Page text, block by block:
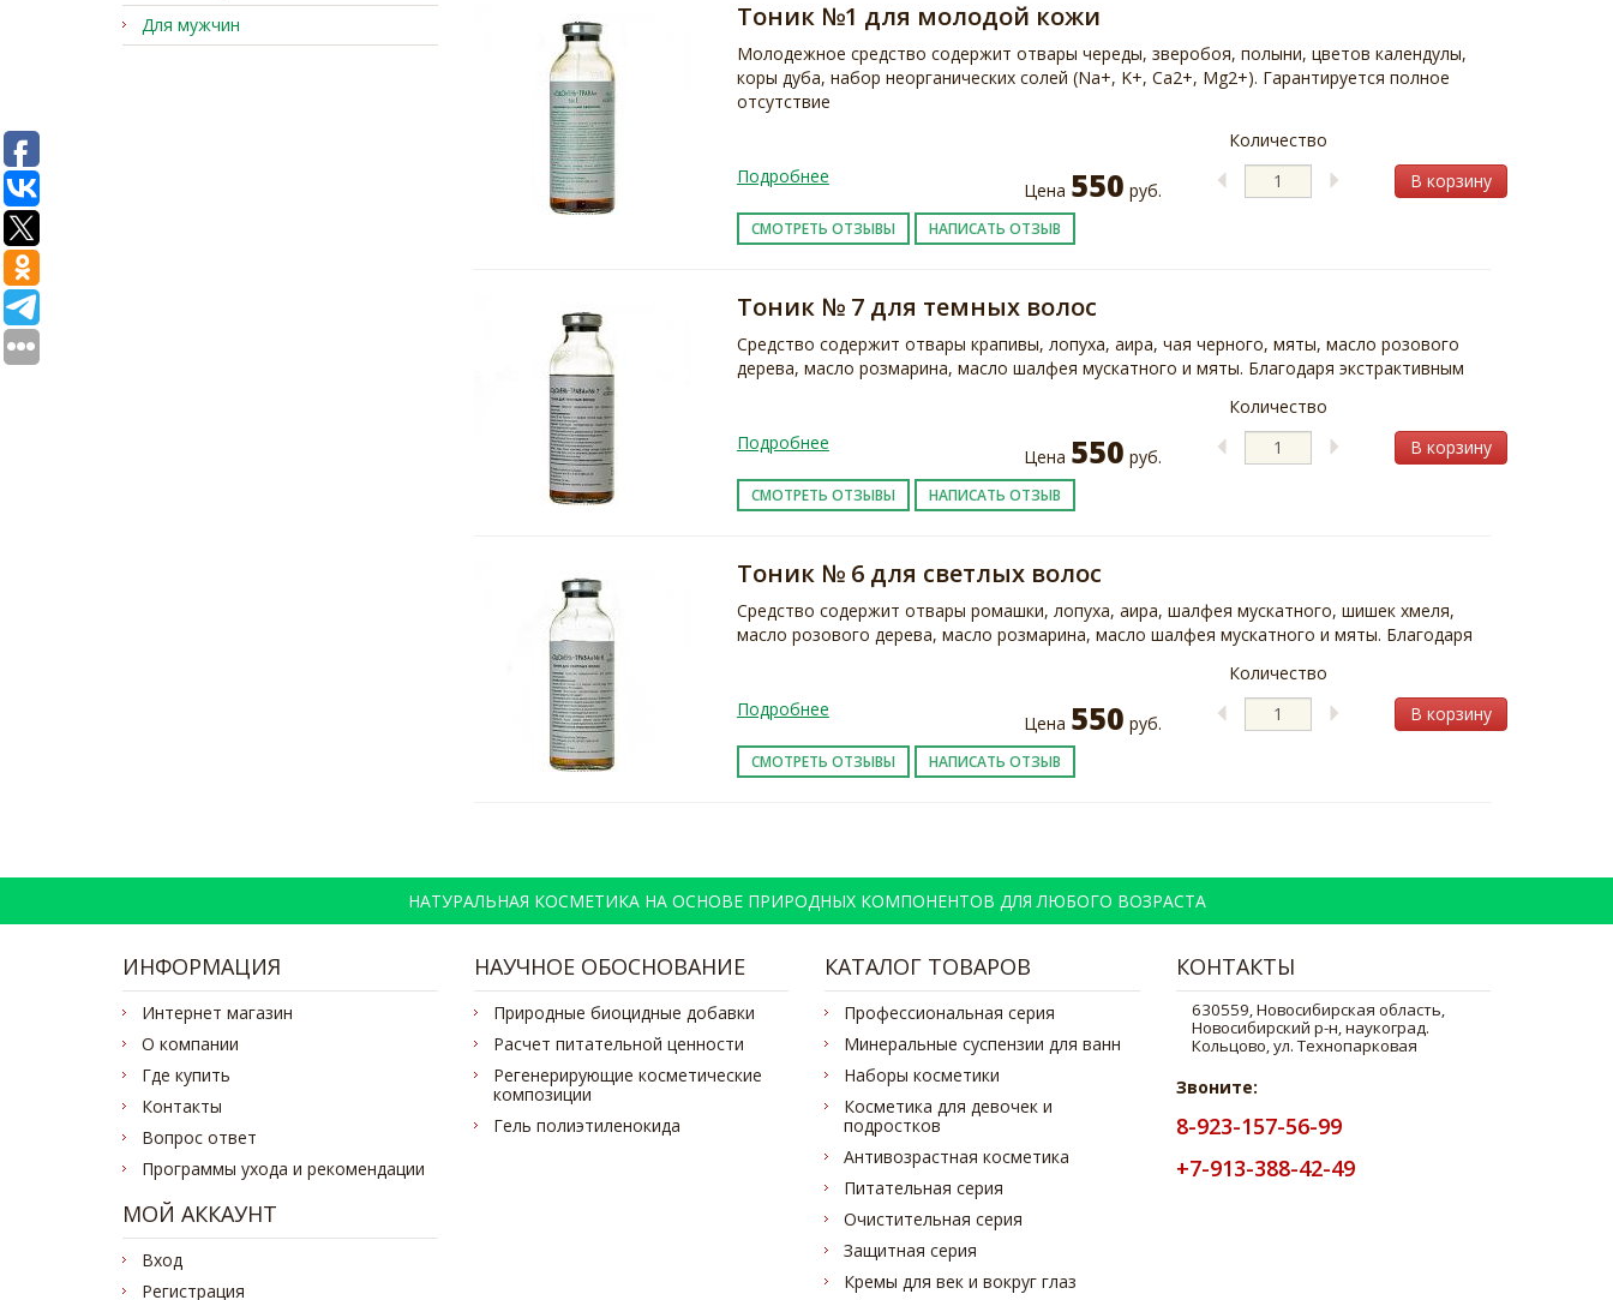
Для мужчин
Тоник №1 для молодой кожи
Молодежное средство содержит отвары череды, зверобоя, полыни, цветов календулы,
коры дуба, набор неорганических солей (Na+, K+, Ca2+, Mg2+). Гарантируется полное
отсутствие
Подробнее
СМОТРЕТЬ ОТЗЫВЫ НАПИСАТЬ ОТЗЫВ
В корзину
Количество
Цена 550 руб.
Тоник № 7 для темных волос
Средство содержит отвары крапивы, лопуха, аира, чая черного, мяты, масло розового
дерева, масло розмарина, масло шалфея мускатного и мяты. Благодаря экстрактивным
Подробнее
СМОТРЕТЬ ОТЗЫВЫ НАПИСАТЬ ОТЗЫВ
В корзину
Количество
Цена 550 руб.
Тоник № 6 для светлых волос
Cредство содержит отвары ромашки, лопуха, аира, шалфея мускатного, шишек хмеля,
масло розового дерева, масло розмарина, масло шалфея мускатного и мяты. Благодаря
Подробнее
СМОТРЕТЬ ОТЗЫВЫ НАПИСАТЬ ОТЗЫВ
В корзину
Количество
Цена 550 руб.
НАТУРАЛЬНАЯ КОСМЕТИКА НА ОСНОВЕ ПРИРОДНЫХ КОМПОНЕНТОВ ДЛЯ ЛЮБОГО ВОЗРАСТА
ИНФОРМАЦИЯ
Интернет магазин
О компании
Где купить
Контакты
Вопрос ответ
Программы ухода и рекомендации
МОЙ АККАУНТ
Вход
Регистрация
НАУЧНОЕ ОБОСНОВАНИЕ
Природные биоцидные добавки
Расчет питательной ценности
Регенерирующие косметические
композиции
Гель полиэтиленокида
КАТАЛОГ ТОВАРОВ
Профессиональная серия
Минеральные суспензии для ванн
Наборы косметики
Косметика для девочек и
подростков
Антивозрастная косметика
Питательная серия
Очистительная серия
Защитная серия
Кремы для век и вокруг глаз
КОНТАКТЫ
Звоните:
8-923-157-56-99
+7-913-388-42-49